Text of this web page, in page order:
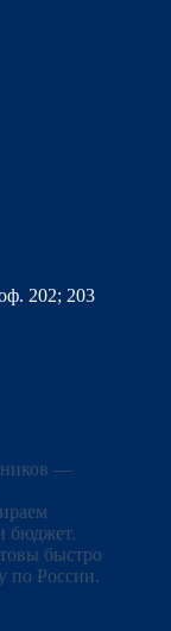
202; 203
—
бюджет.
быстро
по России.